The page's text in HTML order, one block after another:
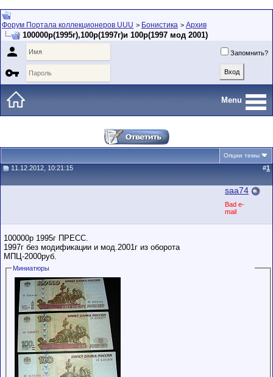
Форум Портала коллекционеров UUU > Бонистика > Архив
100000р(1995г),100р(1997г)и 100р(1997 мод 2001)
 Запомнить?

Menu
Опции темы
11.12.2012, 10:21:15 #1
saa74
Bad e-
mail
100000р 1995г ПРЕСС.
1997г без модификации и мод.2001г из оборота
МПЦ-2000руб.
Миниатюры